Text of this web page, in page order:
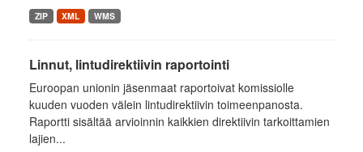
ZIP XML WMS
Linnut, lintudirektiivin raportointi
Euroopan unionin jäsenmaat raportoivat komissiolle
kuuden vuoden välein lintudirektiivin toimeenpanosta.
Raportti sisältää arvioinnin kaikkien direktiivin tarkoittamien
lajien...